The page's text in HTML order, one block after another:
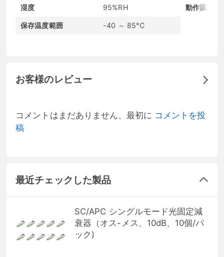
湿度 95%RH 動作温度範
保存温度範囲 -40 ～ 85°C
お客様のレビュー
コメントはまだありません、最初に コメントを投
稿
最近チェックした製品
SC/APC シングルモード光固定減
衰器（オス-メス、10dB、10個/パ
ック)